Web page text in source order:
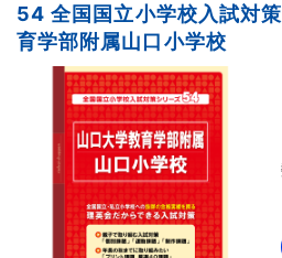
54 全国国立小学校入試対
育学部附属山口小学校